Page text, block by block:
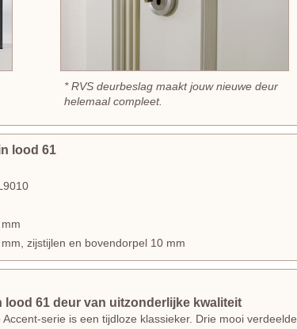
* RVS deurbeslag maakt jouw nieuwe deur
helemaal compleet.
lood 61
zijstijlen en bovendorpel 10 mm
lood 61 deur van uitzonderlijke kwaliteit
serie is een tijdloze klassieker. Drie mooi verdeelde